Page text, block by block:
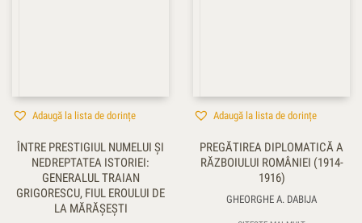
Adaugă la lista de dorințe
ÎNTRE PRESTIGIUL NUMELUI ŞI
NEDREPTATEA ISTORIEI:
GENERALUL TRAIAN
GRIGORESCU, FIUL EROULUI DE
LA MĂRĂŞEŞTI
Adaugă la lista de dorințe
PREGĂTIREA DIPLOMATICĂ A
RĂZBOIULUI ROMÂNIEI (1914-
1916)
GHEORGHE A. DABIJA